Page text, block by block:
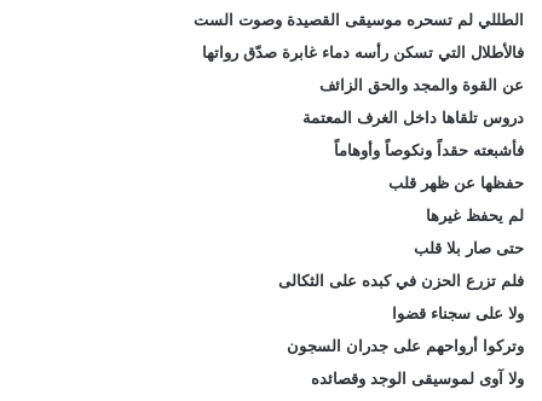
الطللي لم تسحره موسيقى القصيدة وصوت الست
فالأطلال التي تسكن رأسه دماء غابرة صدّق رواتها
عن القوة والمجد والحق الزائف
دروس تلقاها داخل الغرف المعتمة
فأشبعته حقداً ونكوصاً وأوهاماً
حفظها عن ظهر قلب
لم يحفظ غيرها
حتى صار بلا قلب
فلم تزرع الحزن في كبده على الثكالى
ولا على سجناء قضوا
وتركوا أرواحهم على جدران السجون
ولا آوى لموسيقى الوجد وقصائده